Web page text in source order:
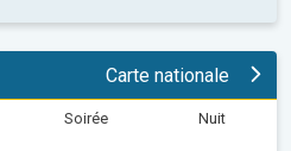
Carte nationale
Soirée Nuit